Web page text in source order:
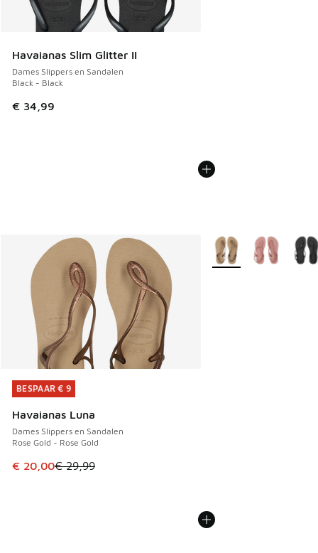
Havaianas Slim Glitter II
Dames Slippers en Sandalen
Black - Black
€ 34,99
BESPAAR € 9
Havaianas Luna
Dames Slippers en Sandalen
Rose Gold - Rose Gold
Dit artikel is in de uitverkoop. Dit artikel is in de
€ 20,00€ 29,99
BESPAAR € 9
Meer kleuren